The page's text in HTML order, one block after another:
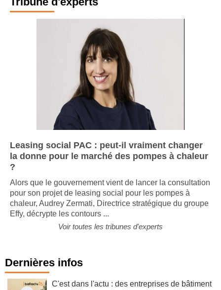
Tribune d'experts
Leasing social PAC : peut-il vraiment changer
la donne pour le marché des pompes à chaleur
Alors que le gouvernement vient de lancer la consultation
pour son projet de leasing social pour les pompes à
chaleur, Audrey Zermati, Directrice stratégique du groupe
Dernières infos